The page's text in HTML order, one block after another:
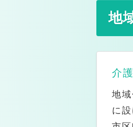
各市町村別の介護保険料
介護保険サービス利用時
なぜ介護保険は複雑なのか
2027年度からの介護保険
住所地特例制度とは｜介
地
介
地
に